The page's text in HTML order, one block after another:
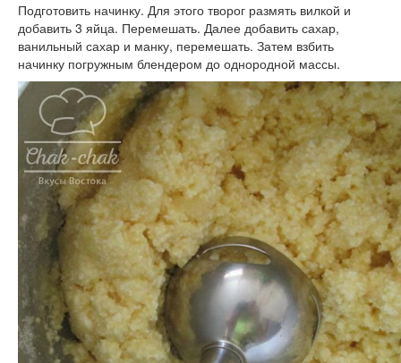
Подготовить начинку. Для этого творог размять вилкой и
добавить 3 яйца. Перемешать. Далее добавить сахар,
ванильный сахар и манку, перемешать. Затем взбить
начинку погружным блендером до однородной массы.